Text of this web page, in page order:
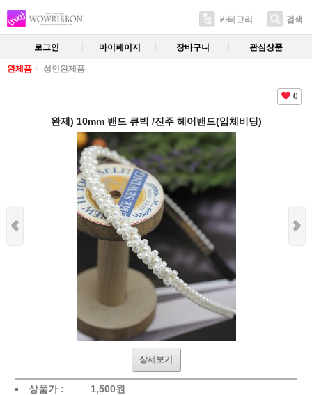
카테고리 검색
로그인 마이페이지 장바구니 관심상품
완제품 성인완제품
0
완제) 10mm 밴드 큐빅 /진주 헤어밴드(입체비딩)
상세보기
상품가 : 1,500원